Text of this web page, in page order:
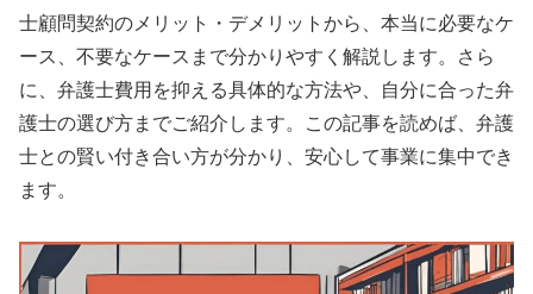
士顧問契約のメリット・デメリットから、本当に必要なケ
ース、不要なケースまで分かりやすく解説します。さら
に、弁護士費用を抑える具体的な方法や、自分に合った弁
護士の選び方までご紹介します。この記事を読めば、弁護
士との賢い付き合い方が分かり、安心して事業に集中でき
ます。